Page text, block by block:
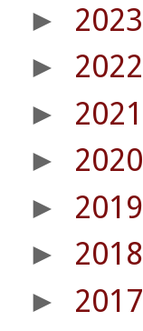
► 2023
► 2022
► 2021
► 2020
► 2019
► 2018
► 2017